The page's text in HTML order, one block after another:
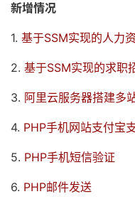
新增情况
1. 基于SSM实现的人力
2. 基于SSM实现的求职
3. 阿里云服务器搭建多
4. PHP手机网站支付宝
5. PHP手机短信验证
6. PHP邮件发送